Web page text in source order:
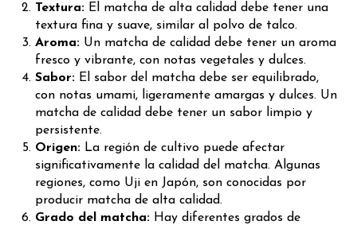
Textura: El matcha de alta calidad debe tener una
textura fina y suave, similar al polvo de talco.
Aroma: Un matcha de calidad debe tener un aroma
fresco y vibrante, con notas vegetales y dulces.
Sabor: El sabor del matcha debe ser equilibrado,
con notas umami, ligeramente amargas y dulces. Un
matcha de calidad debe tener un sabor limpio y
persistente.
Origen: La región de cultivo puede afectar
significativamente la calidad del matcha. Algunas
regiones, como Uji en Japón, son conocidas por
producir matcha de alta calidad.
Grado del matcha: Hay diferentes grados de